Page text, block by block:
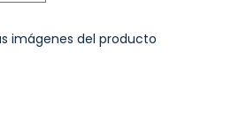
imágenes del producto